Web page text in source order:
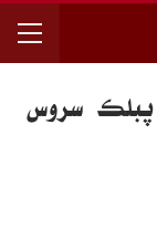
پبلڪ سروس